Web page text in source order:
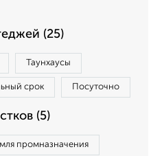
(25)
Таунхаусы
срок Посуточно
(5)
промназначения